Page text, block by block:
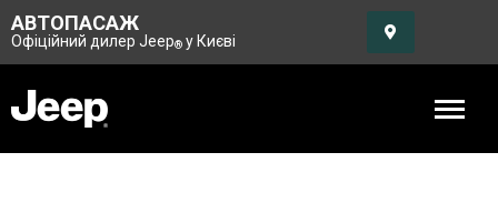
АВТОПАСАЖ
Офіційний дилер Jeep® у Києві